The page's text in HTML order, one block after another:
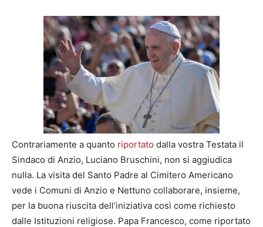
Contrariamente a quanto riportato dalla vostra Testata il
Sindaco di Anzio, Luciano Bruschini, non si aggiudica
nulla. La visita del Santo Padre al Cimitero Americano
vede i Comuni di Anzio e Nettuno collaborare, insieme,
per la buona riuscita dell’iniziativa così come richiesto
dalle Istituzioni religiose. Papa Francesco, come riportato